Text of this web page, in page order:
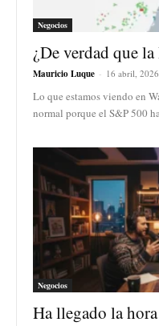
Negocios
¿De verdad que
Mauricio Luque - 16 abril, 2026
Lo que estamos viendo en
normal porque el S&P 500
Negocios
Ha llegado la